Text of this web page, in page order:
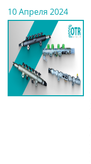
10 Апреля 2024